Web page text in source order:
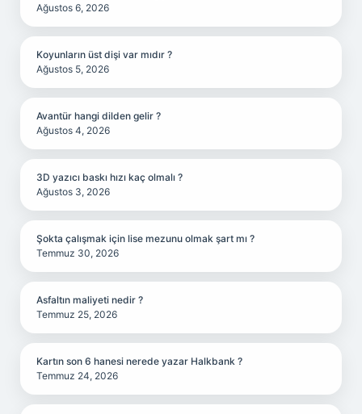
Ağustos 6, 2026
Koyunların üst dişi var mıdır ?
Ağustos 5, 2026
Avantür hangi dilden gelir ?
Ağustos 4, 2026
3D yazıcı baskı hızı kaç olmalı ?
Ağustos 3, 2026
Şokta çalışmak için lise mezunu olmak şart mı ?
Temmuz 30, 2026
Asfaltın maliyeti nedir ?
Temmuz 25, 2026
Kartın son 6 hanesi nerede yazar Halkbank ?
Temmuz 24, 2026